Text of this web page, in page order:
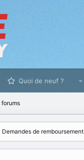
Quoi de neuf ?
forums
Demandes de remboursement